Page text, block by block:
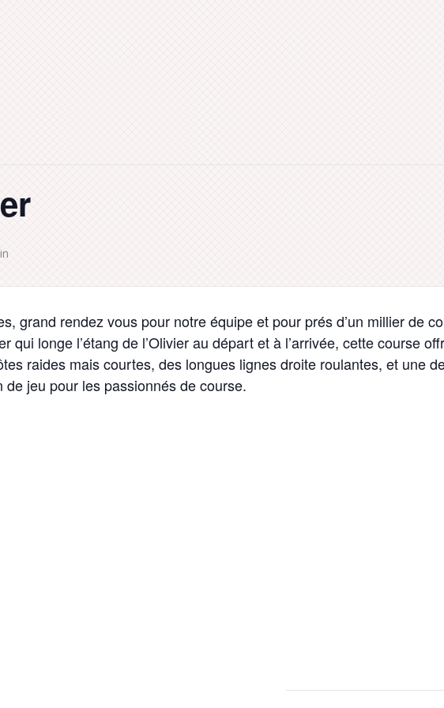
grand rendez vous pour notre équipe et pour prés d’un millier de
qui longe l’étang de l’Olivier au départ et à l’arrivée, cette course
raides mais courtes, des longues lignes droite roulantes, et une
jeu pour les passionnés de course.